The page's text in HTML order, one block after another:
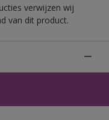
verwijzen wij
van dit product.